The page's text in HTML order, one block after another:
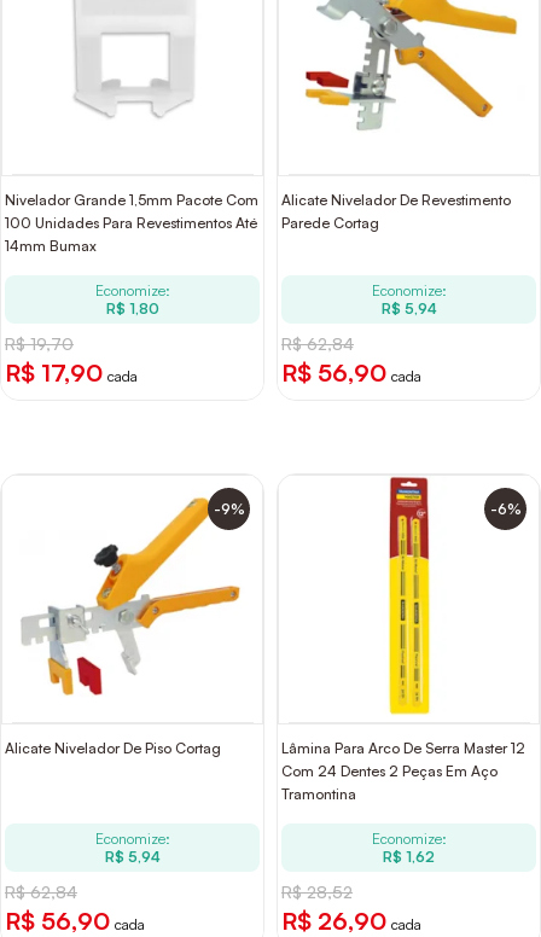
Nivelador Grande 1,5mm Pacote Com
100 Unidades Para Revestimentos Até
14mm Bumax
Economize:
R$ 1,80
R$ 19,70
R$ 17,90 cada
Alicate Nivelador De Revestimento
Parede Cortag
Economize:
R$ 5,94
R$ 62,84
R$ 56,90 cada
-9%
Alicate Nivelador De Piso Cortag
Economize:
R$ 5,94
R$ 62,84
R$ 56,90 cada
-6%
Lâmina Para Arco De Serra Master 12
Com 24 Dentes 2 Peças Em Aço
Tramontina
Economize:
R$ 1,62
R$ 28,52
R$ 26,90 cada